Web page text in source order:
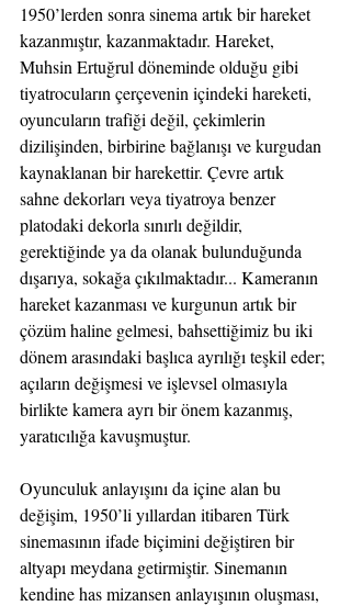
1950’lerden sonra sinema artık bir hareket
kazanmıştır, kazanmaktadır. Hareket,
Muhsin Ertuğrul döneminde olduğu gibi
tiyatrocuların çerçevenin içindeki hareketi,
oyuncuların trafiği değil, çekimlerin
dizilişinden, birbirine bağlanışı ve kurgudan
kaynaklanan bir harekettir. Çevre artık
sahne dekorları veya tiyatroya benzer
platodaki dekorla sınırlı değildir,
gerektiğinde ya da olanak bulunduğunda
dışarıya, sokağa çıkılmaktadır... Kameranın
hareket kazanması ve kurgunun artık bir
çözüm haline gelmesi, bahsettiğimiz bu iki
dönem arasındaki başlıca ayrılığı teşkil eder;
açıların değişmesi ve işlevsel olmasıyla
birlikte kamera ayrı bir önem kazanmış,
yaratıcılığa kavuşmuştur.
Oyunculuk anlayışını da içine alan bu
değişim, 1950’li yıllardan itibaren Türk
sinemasının ifade biçimini değiştiren bir
altyapı meydana getirmiştir. Sinemanın
kendine has mizansen anlayışının oluşması,